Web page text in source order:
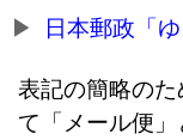
日本郵政「
表記の簡略の
て「メール便」